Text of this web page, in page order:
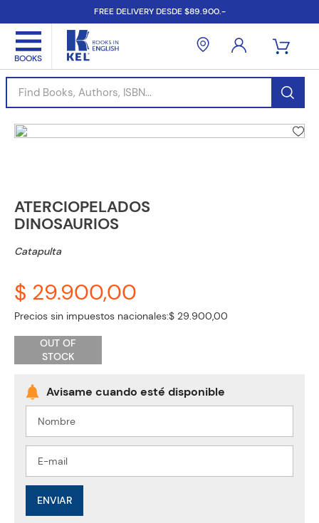
FREE DELIVERY DESDE $89.900.-
Find Books, Authors, ISBN...
ATERCIOPELADOS
DINOSAURIOS
Catapulta
$ 29.900,00
Precios sin impuestos nacionales:$ 29.900,00
OUT OF
STOCK
ENVIAR